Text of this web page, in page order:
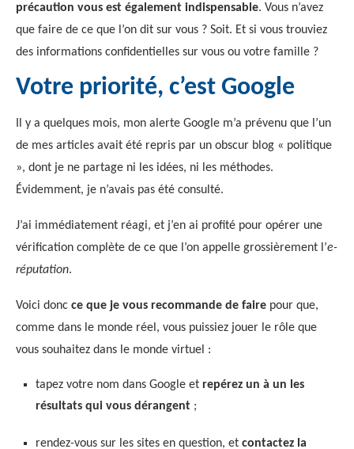
précaution vous est également indispensable. Vous n’avez
que faire de ce que l’on dit sur vous ? Soit. Et si vous trouviez
des informations confidentielles sur vous ou votre famille ?
Votre priorité, c’est Google
Il y a quelques mois, mon alerte Google m’a prévenu que l’un
de mes articles avait été repris par un obscur blog « politique
», dont je ne partage ni les idées, ni les méthodes.
Évidemment, je n’avais pas été consulté.
J’ai immédiatement réagi, et j’en ai profité pour opérer une
vérification complète de ce que l’on appelle grossièrement l’e-
réputation.
Voici donc ce que je vous recommande de faire pour que,
comme dans le monde réel, vous puissiez jouer le rôle que
vous souhaitez dans le monde virtuel :
tapez votre nom dans Google et repérez un à un les
résultats qui vous dérangent ;
rendez-vous sur les sites en question, et contactez la